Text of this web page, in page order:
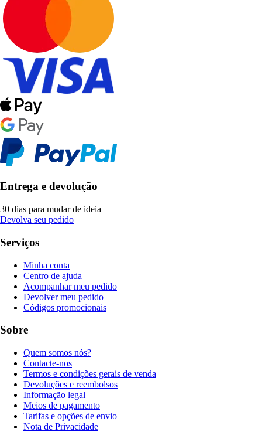
Entrega e devolução
30 dias para mudar de ideia
Devolva seu pedido
Serviços
Minha conta
Centro de ajuda
Acompanhar meu pedido
Devolver meu pedido
Códigos promocionais
Sobre
Quem somos nós?
Contacte-nos
Termos e condições gerais de venda
Devoluções e reembolsos
Informação legal
Meios de pagamento
Tarifas e opções de envio
Nota de Privacidade